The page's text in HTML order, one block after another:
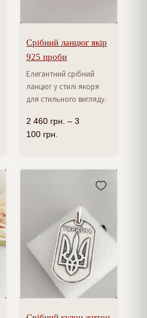
Срібний ланцюг якір
925 проби
Елегантний срібний
ланцюг у стилі якоря
для стильного вигляду.
2 460 грн. – 3
100 грн.